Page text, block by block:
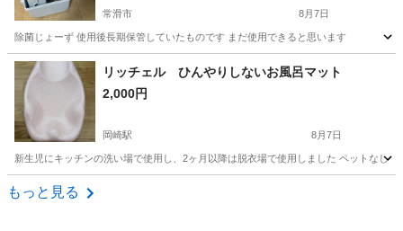
常滑市 8月7日
除菌じょーず 使用後長期保管していたものです まだ使用できると思います
愛知 常滑市 ベビー用品
リッチェル ひんやりしないお風呂マット
2,000円
岡崎駅 8月7日
新生児にキッチンの洗い場で使用し、2ヶ月以降は脱衣場で使用しました ペットなし
愛知 岡崎市
もっと見る